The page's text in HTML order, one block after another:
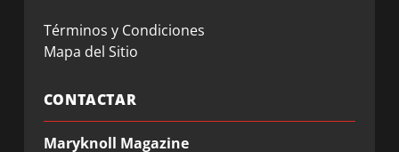
Términos y Condiciones
Mapa del Sitio
CONTACTAR
Maryknoll Magazine